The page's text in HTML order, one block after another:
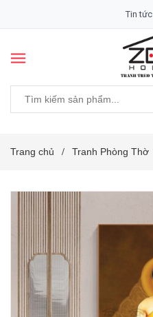
Tin tức
Trang chủ / Tranh Phòng Thờ